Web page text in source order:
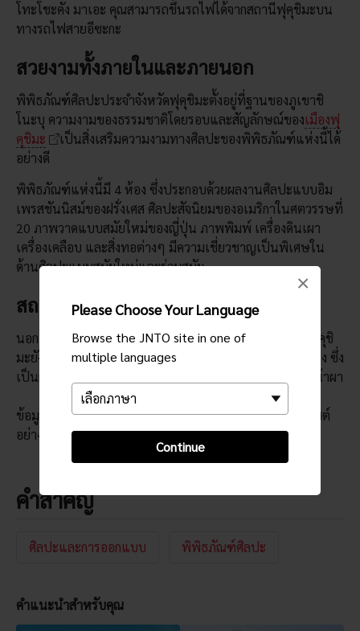
Please Choose Your Language
Browse the JNTO site in one of
multiple languages
Continue
×
โทะโชะคัง มาเอะ คุณสามารถขึ้นรถไฟได้จากสถานีฟุคุชิมะบน
ทางรถไฟสายอีซะกะ
สวยงามทั้งภายในและภายนอก
พิพิธภัณฑ์ศิลปะประจำจังหวัดฟุคุชิมะตั้งอยู่ที่ฐานของภูเขาชิ
โนะบุ ความงามของธรรมชาติโดยรอบและสัญลักษณ์ของเมืองฟุ
คุชิมะ
เป็นสิ่งเสริมความงามทางศิลปะของพิพิธภัณฑ์แห่งนี้ได้
อย่างดี
พิพิธภัณฑ์แห่งนี้มี 4 ห้อง ซึ่งประกอบด้วยผลงานศิลปะแบบอิม
เพรสชันนิสม์ของฝรั่งเศส ศิลปะสัจนิยมของอเมริกาในศตวรรษที่
20 ภาพวาดแบบสมัยใหม่ของญี่ปุ่น ภาพพิมพ์ เครื่องดินเผา
เครื่องเคลือบ และสิ่งทอต่างๆ มีความเชี่ยวชาญเป็นพิเศษใน
ด้านศิลปะแบบสมัยใหม่และร่วมสมัย
สถานที่ท่องเที่ยวในบริเวณใกล้เคียง
นอกเหนือจากภูเขาชิโนะบุ พิพิธภัณฑ์ศิลปะประจำจังหวัดฟุคุชิ
มะยังตั้งอยู่ใกล้กับศาลเจ้าฟุคุชิมะอินาริจิงจะ และอิวายะคันนง ซึ่ง
เป็นการรวบรวมผลงานศิลปะแกะสลักรูปพระพุทธเจ้าบนหน้าผา
ข้อมูลอาจมีการเปลี่ยนแปลง กรุณาตรวจสอบข้อมูลกับเวบไซต์
อย่างเป็นทางการ
คำสำคัญ
ศิลปะและการออกแบบ พิพิธภัณฑ์ศิลปะ
คำแนะนำสำหรับคุณ